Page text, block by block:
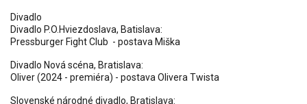
Divadlo
Divadlo P.O.Hviezdoslava, Batislava:
Pressburger Fight Club - postava Miška
Divadlo Nová scéna, Bratislava:
Oliver (2024 - premiéra) - postava Olivera Twista
Slovenské národné divadlo, Bratislava: